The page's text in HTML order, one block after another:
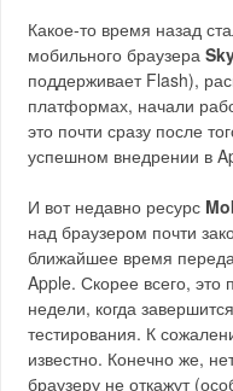
Какое-то время назад
мобильного браузера
поддерживает Flash),
платформах, начали
это почти сразу после
успешном внедрении в
И вот недавно ресурс
над браузером почти
ближайшее время
Apple. Скорее всего,
недели, когда
тестирования. К
известно. Конечно же,
браузеру не откажут